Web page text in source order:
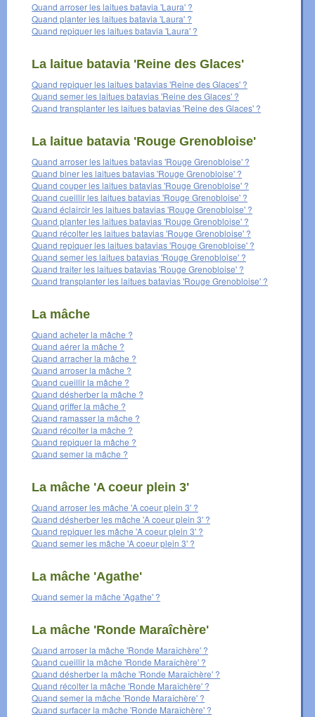
Quand arroser les laitues batavia 'Laura' ?
Quand planter les laitues batavia 'Laura' ?
Quand repiquer les laitues batavia 'Laura' ?
La laitue batavia 'Reine des Glaces'
Quand repiquer les laitues batavias 'Reine des Glaces' ?
Quand semer les laitues batavias 'Reine des Glaces' ?
Quand transplanter les laitues batavias 'Reine des Glaces' ?
La laitue batavia 'Rouge Grenobloise'
Quand arroser les laitues batavias 'Rouge Grenobloise' ?
Quand biner les laitues batavias 'Rouge Grenobloise' ?
Quand couper les laitues batavias 'Rouge Grenobloise' ?
Quand cueillir les laitues batavias 'Rouge Grenobloise' ?
Quand éclaircir les laitues batavias 'Rouge Grenobloise' ?
Quand planter les laitues batavias 'Rouge Grenobloise' ?
Quand récolter les laitues batavias 'Rouge Grenobloise' ?
Quand repiquer les laitues batavias 'Rouge Grenobloise' ?
Quand semer les laitues batavias 'Rouge Grenobloise' ?
Quand traiter les laitues batavias 'Rouge Grenobloise' ?
Quand transplanter les laitues batavias 'Rouge Grenobloise' ?
La mâche
Quand acheter la mâche ?
Quand aérer la mâche ?
Quand arracher la mâche ?
Quand arroser la mâche ?
Quand cueillir la mâche ?
Quand désherber la mâche ?
Quand griffer la mâche ?
Quand ramasser la mâche ?
Quand récolter la mâche ?
Quand repiquer la mâche ?
Quand semer la mâche ?
La mâche 'A coeur plein 3'
Quand arroser les mâche 'A coeur plein 3' ?
Quand désherber les mâche 'A coeur plein 3' ?
Quand repiquer les mâche 'A coeur plein 3' ?
Quand semer les mâche 'A coeur plein 3' ?
La mâche 'Agathe'
Quand semer la mâche 'Agathe' ?
La mâche 'Ronde Maraîchère'
Quand arroser la mâche 'Ronde Maraîchère' ?
Quand cueillir la mâche 'Ronde Maraîchère' ?
Quand désherber la mâche 'Ronde Maraîchère' ?
Quand récolter la mâche 'Ronde Maraîchère' ?
Quand semer la mâche 'Ronde Maraîchère' ?
Quand surfacer la mâche 'Ronde Maraîchère' ?